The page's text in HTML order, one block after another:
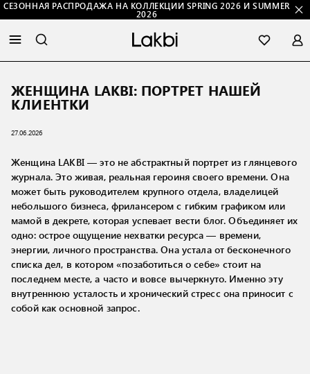
СЕЗОННАЯ РАСПРОДАЖА НА КОЛЛЕКЦИИ SPRING 2026 И SUMMER
2026
ЖЕНЩИНА LAKBI: ПОРТРЕТ НАШЕЙ
КЛИЕНТКИ
27.06.2026
Женщина LAKBI — это не абстрактный портрет из глянцевого
журнала. Это живая, реальная героиня своего времени. Она
может быть руководителем крупного отдела, владелицей
небольшого бизнеса, фрилансером с гибким графиком или
мамой в декрете, которая успевает вести блог. Объединяет их
одно: острое ощущение нехватки ресурса — времени,
энергии, личного пространства. Она устала от бесконечного
списка дел, в котором «позаботиться о себе» стоит на
последнем месте, а часто и вовсе вычеркнуто. Именно эту
внутреннюю усталость и хронический стресс она приносит с
собой как основной запрос.